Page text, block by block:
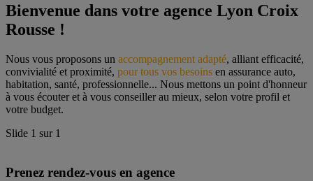
Bienvenue dans votre agence Lyon Croix
Rousse !
Nous vous proposons un accompagnement adapté, alliant efficacité,
convivialité et proximité, pour tous vos besoins en assurance auto,
habitation, santé, professionnelle... Nous mettons un point d'honneur
à vous écouter et à vous conseiller au mieux, selon votre profil et
votre budget.
Slide 1 sur 1
Prenez rendez-vous en agence